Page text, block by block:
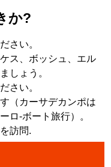
か?
さい。
ス、ボッシュ、エル
しょう。
さい。
（カーサデカンポは
ロ-ボート旅行）。
訪問.